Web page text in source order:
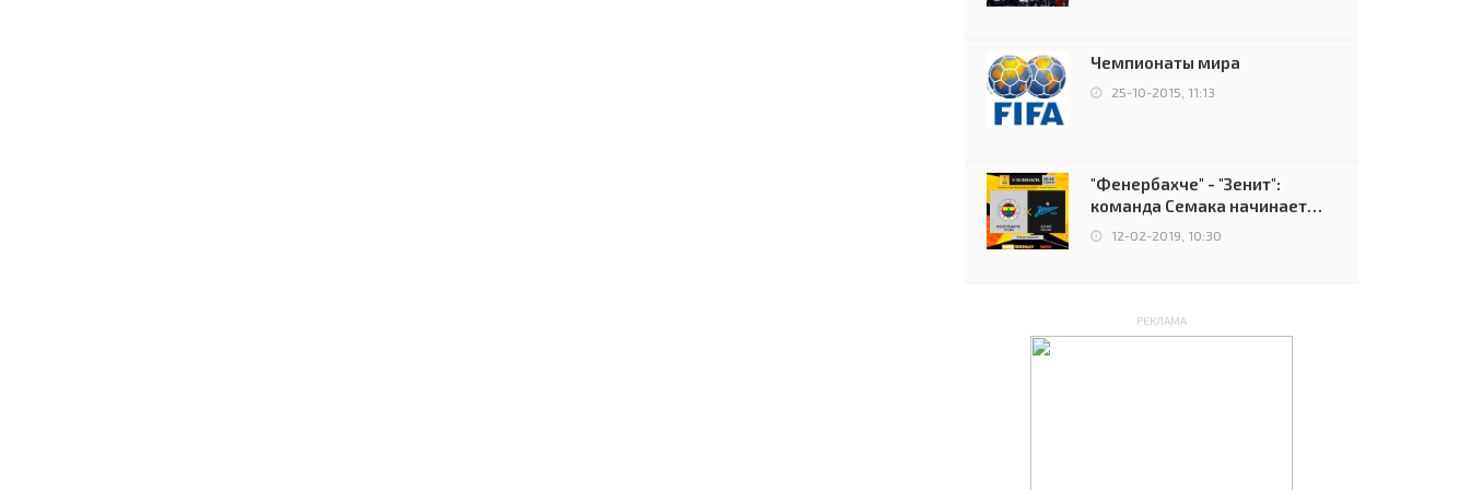
чемпионов.
Чемпионаты мира
25-10-2015, 11:13
"Фенербахче" - "Зенит":
команда Семака начинает
путь в плей-офф Лиги
12-02-2019, 10:30
РЕКЛАМА